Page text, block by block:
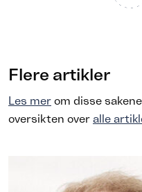
Flere artikler
Les mer om disse
oversikten over alle